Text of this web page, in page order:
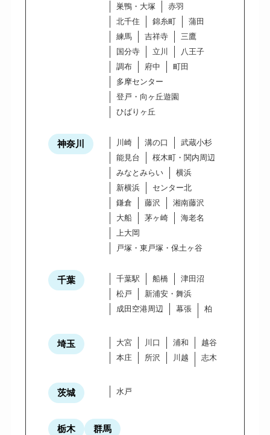
巣鴨・大塚
赤羽
北千住
錦糸町
蒲田
練馬
吉祥寺
三鷹
国分寺
立川
八王子
調布
府中
町田
多摩センター
登戸・向ヶ丘遊園
ひばりヶ丘
神奈川 川崎 溝の口
武蔵小杉
能見台
桜木町・関内周辺
みなとみらい
横浜
新横浜
センター北
鎌倉
藤沢
湘南藤沢
大船
茅ヶ崎
海老名
上大岡
戸塚・東戸塚・保土ヶ谷
千葉 千葉駅 船橋
津田沼
松戸
新浦安・舞浜
成田空港周辺
幕張 柏
埼玉 大宮 川口 浦和
越谷
本庄
所沢 川越 志木
茨城 水戸
栃木 群馬